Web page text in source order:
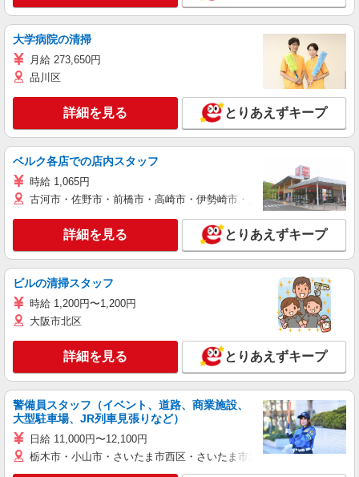
大学病院の清掃
月給 273,650円
品川区
詳細を見る とりあえずキープ
ベルク各店での店内スタッフ
時給 1,065円
古河市・佐野市・前橋市・高崎市・伊勢崎市・太田市・館林市・藤
詳細を見る とりあえずキープ
ビルの清掃スタッフ
時給 1,200円〜1,200円
大阪市北区
詳細を見る とりあえずキープ
警備員スタッフ（イベント、道路、商業施設、
大型駐車場、JR列車見張りなど）
日給 11,000円〜12,100円
栃木市・小山市・さいたま市西区・さいたま市岩槻区・久喜市・蓮田